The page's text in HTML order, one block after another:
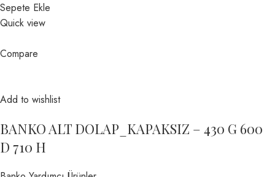
Sepete Ekle
Quick view
Compare
Add to wishlist
BANKO ALT DOLAP_KAPAKSIZ – 430 G 600
D 710 H